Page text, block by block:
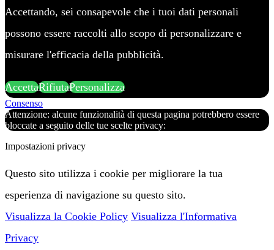
Accettando, sei consapevole che i tuoi dati personali
possono essere raccolti allo scopo di personalizzare e
misurare l'efficacia della pubblicità.
AccettaRifiutaPersonalizza
Consenso
Attenzione: alcune funzionalità di questa pagina potrebbero essere
bloccate a seguito delle tue scelte privacy:
Impostazioni privacy
Questo sito utilizza i cookie per migliorare la tua
esperienza di navigazione su questo sito.
Visualizza la Cookie Policy Visualizza l'Informativa
Privacy